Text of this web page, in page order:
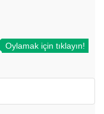
Oylamak için tıklayın!